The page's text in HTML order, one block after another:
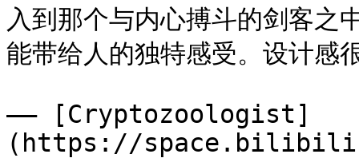
入到那个与内心搏斗的剑客之
能带给人的独特感受。设计感
—— [Cryptozoologist]
(https://